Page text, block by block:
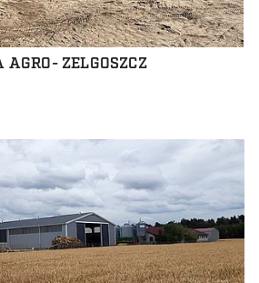
ZELGOSZCZ